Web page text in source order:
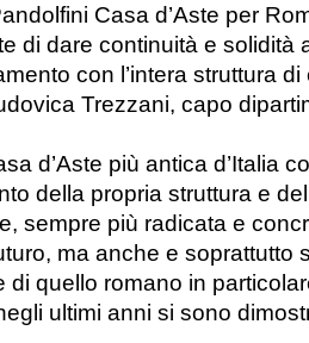
Casa d’Aste per
di dare continuità e solidità
con l’intera struttura
Trezzani, capo
d’Aste più antica d’Italia
della propria struttura e
sempre più radicata e
ma anche e soprattutto
di quello romano in
ultimi anni si sono